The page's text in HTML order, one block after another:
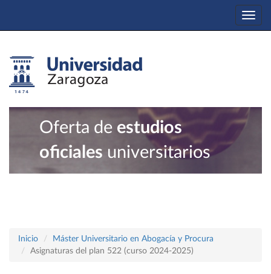
Oferta de estudios
oficiales universitarios
Inicio
Máster Universitario en Abogacía y Procura
Asignaturas del plan 522 (curso 2024-2025)